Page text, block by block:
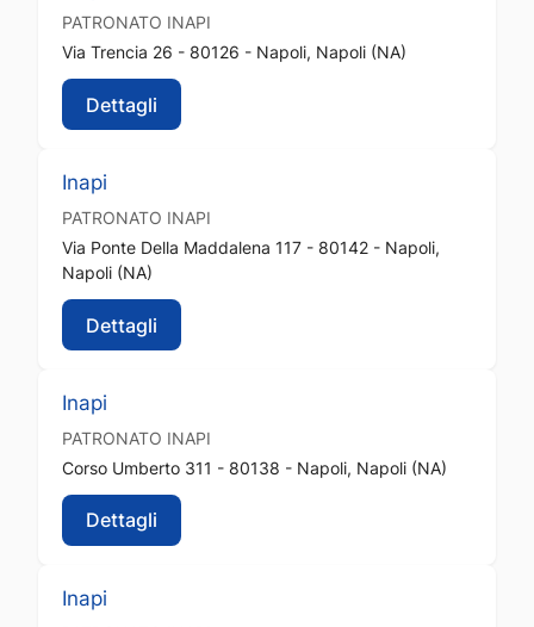
PATRONATO INAPI
Via Trencia 26 - 80126 - Napoli, Napoli (NA)
Dettagli
Inapi
PATRONATO INAPI
Via Ponte Della Maddalena 117 - 80142 - Napoli,
Napoli (NA)
Dettagli
Inapi
PATRONATO INAPI
Corso Umberto 311 - 80138 - Napoli, Napoli (NA)
Dettagli
Inapi